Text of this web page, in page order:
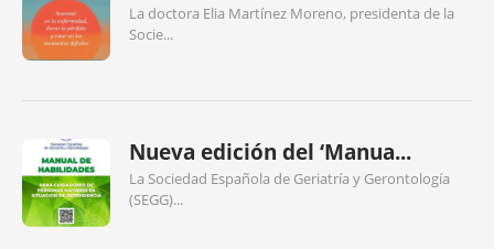
La doctora Elia Martínez Moreno, presidenta de la
Socie...
Nueva edición del ‘Manua...
La Sociedad Española de Geriatría y Gerontología
(SEGG)...